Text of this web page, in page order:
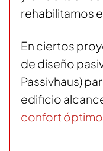
rehabilitamos
En ciertos
de diseño
Passivhaus)
edificio
confort óptimo.